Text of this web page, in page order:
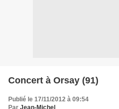
Concert à Orsay (91)
Publié le 17/11/2012 à 09:54
Par Jean-Michel